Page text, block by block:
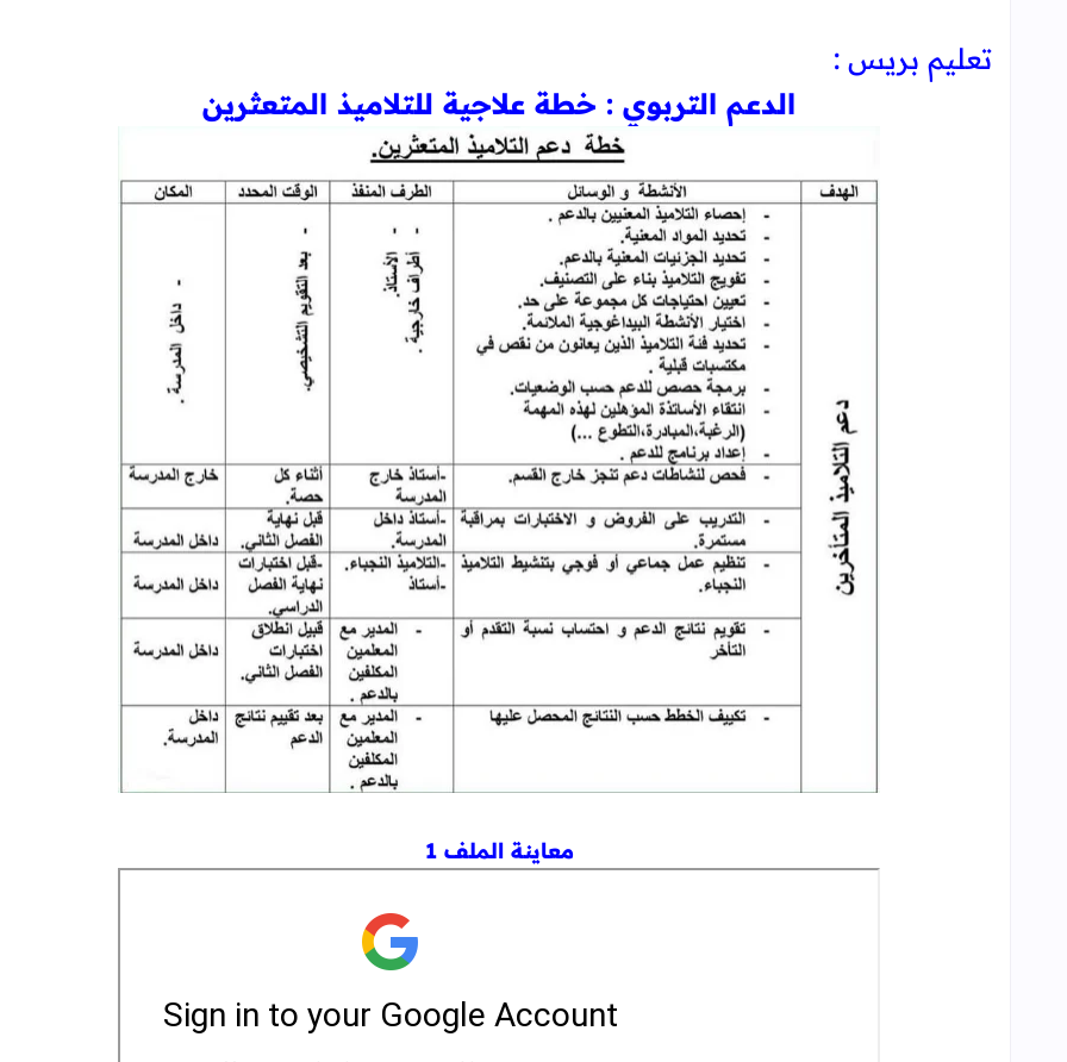
تعليم بريس :
الدعم التربوي : خطة علاجية للتلاميذ المتعثرين
معاينة الملف 1